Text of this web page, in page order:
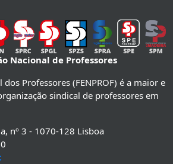
Nacional de Professores
Professores (FENPROF) é a maior e
sindical de professores em
nº 3 - 1070-128 Lisboa